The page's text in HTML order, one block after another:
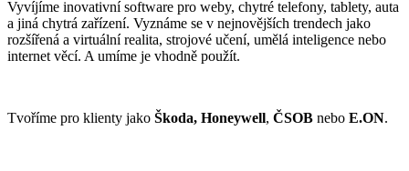
Vyvíjíme inovativní software pro weby, chytré telefony, tablety, auta
a jiná chytrá zařízení. Vyznáme se v nejnovějších trendech jako
rozšířená a virtuální realita, strojové učení, umělá inteligence nebo
internet věcí. A umíme je vhodně použít.
Tvoříme pro klienty jako Škoda, Honeywell, ČSOB nebo E.ON.